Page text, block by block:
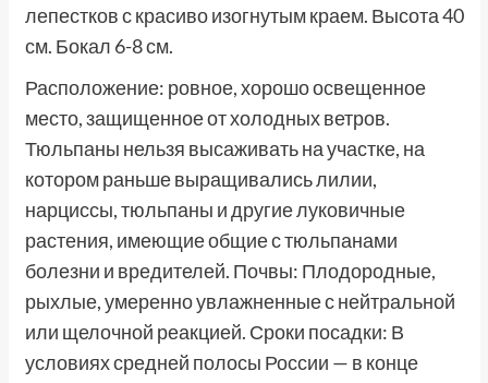
лепестков с красиво изогнутым краем. Высота 40
см. Бокал 6-8 см.
Расположение: ровное, хорошо освещенное
место, защищенное от холодных ветров.
Тюльпаны нельзя высаживать на участке, на
котором раньше выращивались лилии,
нарциссы, тюльпаны и другие луковичные
растения, имеющие общие с тюльпанами
болезни и вредителей. Почвы: Плодородные,
рыхлые, умеренно увлажненные с нейтральной
или щелочной реакцией. Сроки посадки: В
условиях средней полосы России — в конце